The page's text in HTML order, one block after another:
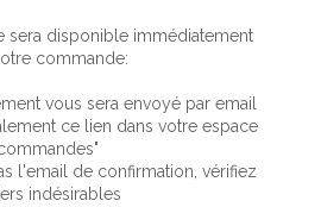
sera disponible immédiatement
commande:
vous sera envoyé par email
ce lien dans votre espace
l'email de confirmation, vérifiez
indésirables